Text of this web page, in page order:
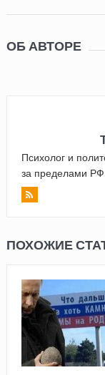
ОБ АВТОРЕ
Психолог и
за пределами
ПОХОЖИЕ